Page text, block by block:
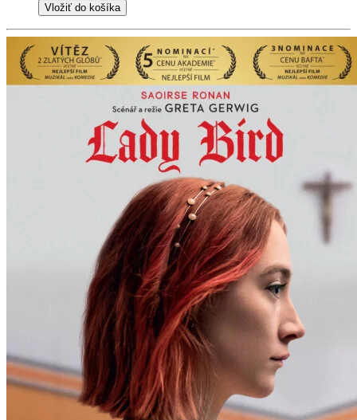
Vložiť do košíka